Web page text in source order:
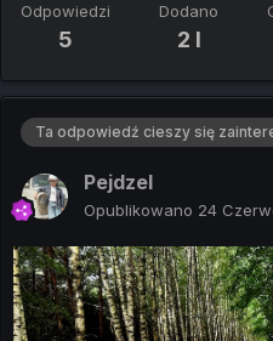
Odpowiedzi
5
Dodano
2 l
Ta odpowiedź cieszy się
Pejdzel
Opublikowano 24